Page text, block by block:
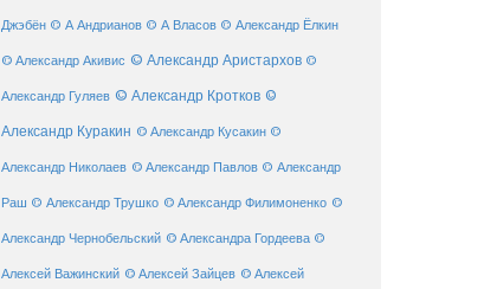
Джэбён © А Андрианов © А Власов © Александр Ёлкин
© Александр Акивис © Александр Аристархов ©
Александр Гуляев © Александр Кротков ©
Александр Куракин © Александр Кусакин ©
Александр Николаев © Александр Павлов © Александр
Раш © Александр Трушко © Александр Филимоненко ©
Александр Чернобельский © Александра Гордеева ©
Алексей Важинский © Алексей Зайцев © Алексей